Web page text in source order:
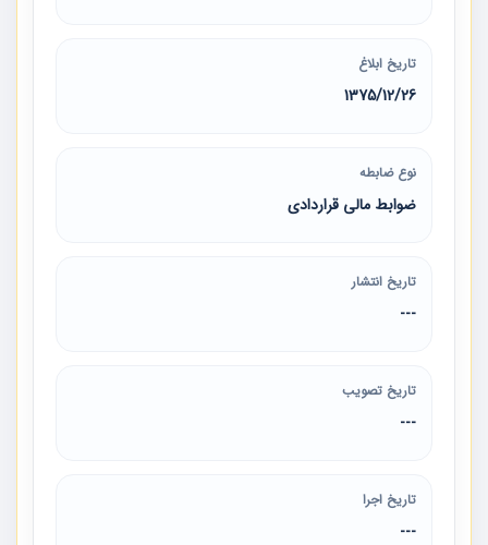
تاریخ ابلاغ
1375/12/26
نوع ضابطه
ضوابط مالی قراردادی
تاریخ انتشار
---
تاریخ تصویب
---
تاریخ اجرا
---